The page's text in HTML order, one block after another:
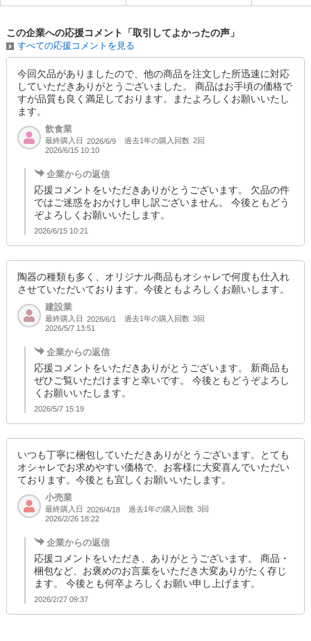
この企業への応援コメント「取引してよかったの声」
すべての応援コメントを見る
今回欠品がありましたので、他の商品を注文した所迅速に対応
していただきありがとうございました。 商品はお手頃の価格で
すが品質も良く満足しております。またよろしくお願いいたし
ます。
飲食業
最終購入日 2026/6/9 過去1年の購入回数 2回
2026/6/15 10:10
企業からの返信
応援コメントをいただきありがとうございます。 欠品の件
ではご迷惑をおかけし申し訳ございません。 今後ともどう
ぞよろしくお願いいたします。
2026/6/15 10:21
陶器の種類も多く、オリジナル商品もオシャレで何度も仕入れ
させていただいております。今後ともよろしくお願いします。
建設業
最終購入日 2026/6/1 過去1年の購入回数 3回
2026/5/7 13:51
企業からの返信
応援コメントをいただきありがとうございます。 新商品も
ぜひご覧いただけますと幸いです。 今後ともどうぞよろし
くお願いいたします。
2026/5/7 15:19
いつも丁寧に梱包していただきありがとうございます。とても
オシャレでお求めやすい価格で、お客様に大変喜んでいただい
ております。今後とも宜しくお願いいたします。
小売業
最終購入日 2026/4/18 過去1年の購入回数 3回
2026/2/26 18:22
企業からの返信
応援コメントをいただき、ありがとうございます。 商品・
梱包など、お褒めのお言葉をいただき大変ありがたく存じ
ます。 今後とも何卒よろしくお願い申し上げます。
2026/2/27 09:37